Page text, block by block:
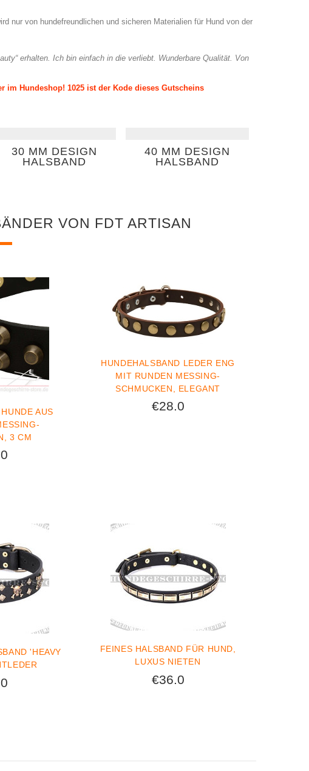
nur von hundefreundlichen und sicheren Materialien für Hund von der
erhalten. Ich bin einfach in die verliebt. Wunderbare Qualität. Von
im Hundeshop! 1025 ist der Kode dieses Gutscheins
30 MM DESIGN
HALSBAND
40 MM DESIGN
HALSBAND
VON FDT ARTISAN
AUS
3 CM
HUNDEHALSBAND LEDER ENG
MIT RUNDEN MESSING-
SCHMUCKEN, ELEGANT
€28.0
'HEAVY
FEINES HALSBAND FÜR HUND,
LUXUS NIETEN
€36.0